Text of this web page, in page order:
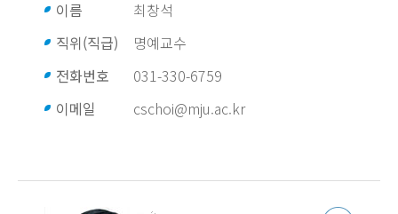
이름
최창석
직위(직급)
명예교수
전화번호
031-330-6759
이메일
cschoi@mju.ac.kr